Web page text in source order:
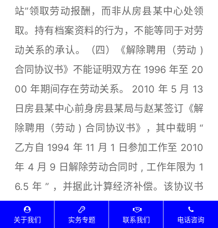
站”领取劳动报酬，而非从房县某中心处领
取。持有档案资料的行为，不能等同于对劳
动关系的承认。（四）《解除聘用（劳动 )
合同协议书》不能证明双方在 1996 年至 20
00 年期间存在劳动关系。 2010 年 5 月 13
日房县某中心前身房县某局与赵某签订《解
除聘用（劳动 ) 合同协议书》，其中载明 “
乙方自 1994 年 11 月 1 日参加工作至 2010
年 4 月 9 日解除劳动合同时 , 工作年限为 1
6.5 年 ” ，并据此计算经济补偿。该协议书
中的工作年限计算，是基于赵某自 1994 年
参加工作至 2010 年解除劳动合同的连续工
关于我们 实务专题 联系我们 电话咨询